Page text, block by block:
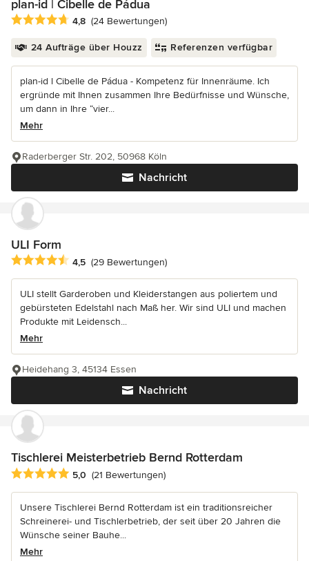
plan-id | Cibelle de Pádua
Durchschnittliche Bewertung: 4.8 von 5 Sternen
4,8 (24 Bewertungen)
24 Aufträge über Houzz Referenzen verfügbar
plan-id l Cibelle de Pádua - Kompetenz für Innenräume. Ich
ergründe mit Ihnen zusammen Ihre Bedürfnisse und Wünsche,
um dann in Ihre “vier...
Mehr
Nachricht
Raderberger Str. 202, 50968 Köln
ULI Form
Durchschnittliche Bewertung: 4.5 von 5 Sternen
4,5 (29 Bewertungen)
ULI stellt Garderoben und Kleiderstangen aus poliertem und
gebürsteten Edelstahl nach Maß her. Wir sind ULI und machen
Produkte mit Leidensch...
Mehr
Nachricht
Heidehang 3, 45134 Essen
Tischlerei Meisterbetrieb Bernd Rotterdam
Durchschnittliche Bewertung: 5 von 5 Sternen
5,0 (21 Bewertungen)
Unsere Tischlerei Bernd Rotterdam ist ein traditionsreicher
Schreinerei- und Tischlerbetrieb, der seit über 20 Jahren die
Wünsche seiner Bauhe...
Mehr